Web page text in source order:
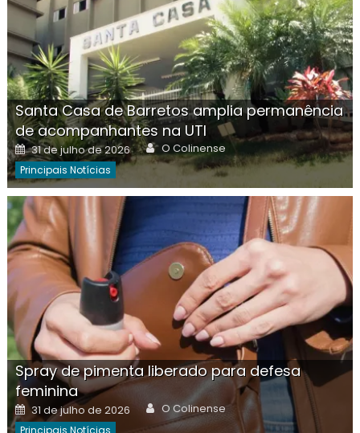
Santa Casa de Barretos amplia permanência
de acompanhantes na UTI
Posted
on
31 de julho de 2026 Author
O Colinense
Principais Notícias
Spray de pimenta liberado para defesa
feminina
Posted
on
31 de julho de 2026 Author
O Colinense
Principais Notícias